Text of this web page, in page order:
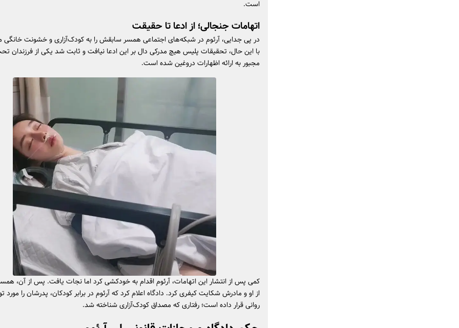
است.
اتهامات جنجالی؛ از ادعا تا حقیقت
در پی جدایی، آرئوم در شبکه‌های اجتماعی همسر سابقش را به کودک‌آزاری و خشونت خانگی
با این حال، تحقیقات پلیس هیچ مدرکی دال بر این ادعا نیافت و ثابت شد یکی از فرزندان
مجبور به ارائه اظهارات دروغین شده است.
کمی پس از انتشار این اتهامات، آرئوم اقدام به خودکشی کرد اما نجات یافت. پس از آن،
از او و مادرش شکایت کیفری کرد. دادگاه اعلام کرد که آرئوم در برابر کودکان، پدرشان را مورد
روانی قرار داده است؛ رفتاری که مصداق کودک‌آزاری شناخته شد.